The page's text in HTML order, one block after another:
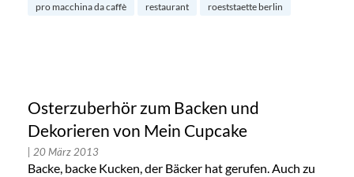
pro macchina da caffè
restaurant roeststaette berlin
Osterzuberhör zum Backen und
Dekorieren von Mein Cupcake
| 20 März 2013
Backe, backe Kucken, der Bäcker hat gerufen. Auch zu